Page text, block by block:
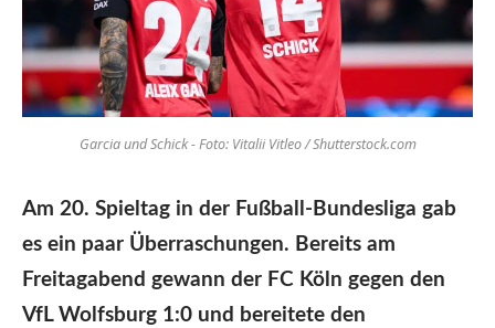
Garcia und Schick - Foto: Vitalii Vitleo / Shutterstock.com
Am 20. Spieltag in der Fußball-Bundesliga gab
es ein paar Überraschungen. Bereits am
Freitagabend gewann der FC Köln gegen den
VfL Wolfsburg 1:0 und bereitete den